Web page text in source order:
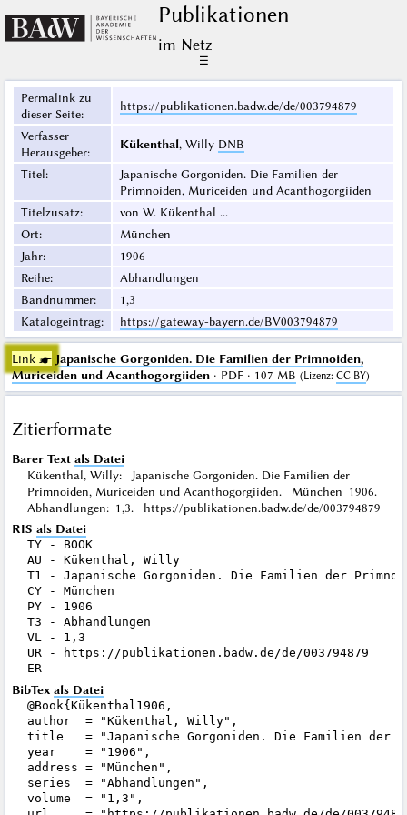
Publikationen
im Netz
☰
Permalink zu
dieser Seite:
https://publikationen.badw.de/de/003794879
Verfasser |
Herausgeber:
Kükenthal, Willy DNB
Titel:
Japanische Gorgoniden. Die Familien der
Primnoiden, Muriceiden und Acanthogorgiiden
Titelzusatz:
von W. Kükenthal ...
Ort:
München
Jahr:
1906
Reihe:
Abhandlungen
Bandnummer:
1,3
Katalogeintrag: https://gateway-bayern.de/BV003794879
Link ☛ Japanische Gorgoniden. Die Familien der Primnoiden,
Muriceiden und Acanthogorgiiden· PDF · 107 MB (Lizenz: CC BY)
Zitierformate
Barer Text als Datei
Kükenthal, Willy: Japanische Gorgoniden. Die Familien der
Primnoiden, Muriceiden und Acanthogorgiiden. München 1906.
Abhandlungen: 1,3. https://publikationen.badw.de/de/003794879
RIS als Datei
TY - BOOK
AU - Kükenthal, Willy
T1 - Japanische Gorgoniden. Die Familien der
CY - München
PY - 1906
T3 - Abhandlungen
VL - 1,3
UR - https://publikationen.badw.de/de/003794879
BibTex als Datei
@Book{Kükenthal1906,
author  = "Kükenthal, Willy",
title   = "Japanische Gorgoniden. Die Familien der
year    = "1906",
address = "München",
series  = "Abhandlungen",
volume  = "1,3",